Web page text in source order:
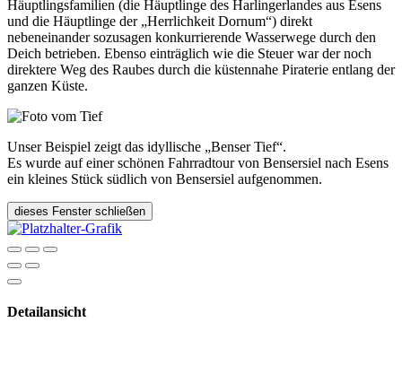
Häuptlingsfamilien (die Häuptlinge des Harlingerlandes aus Esens
und die Häuptlinge der „Herrlichkeit Dornum“) direkt
nebeneinander sozusagen konkurrierende Wasserwege durch den
Deich betrieben. Ebenso einträglich wie die Steuer war der noch
direktere Weg des Raubes durch die küstennahe Piraterie entlang der
ganzen Küste.
Unser Beispiel zeigt das idyllische „Benser Tief“.
Es wurde auf einer schönen Fahrradtour von Bensersiel nach Esens
ein kleines Stück südlich von Bensersiel aufgenommen.
dieses Fenster schließen
Detailansicht